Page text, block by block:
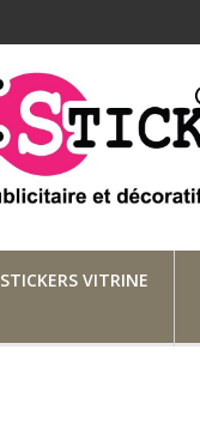
STICKERS VITRINE